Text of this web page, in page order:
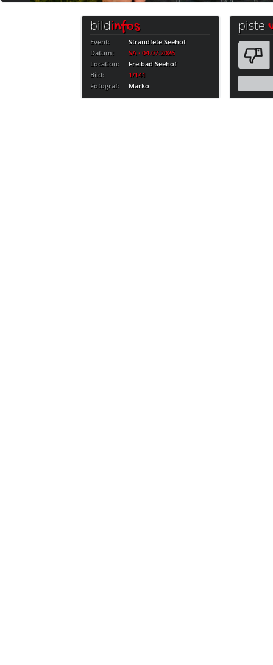
bildinfos
Event:
Strandfete Seehof
Datum:
SA · 04.07.2026
Location:
Freibad Seehof
Bild:
1/141
Fotograf:
Marko
piste